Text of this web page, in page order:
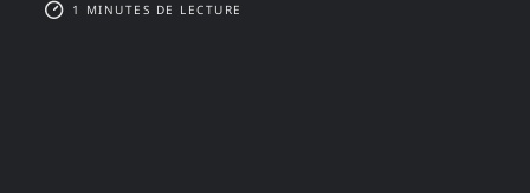
1 MINUTES DE LECTURE